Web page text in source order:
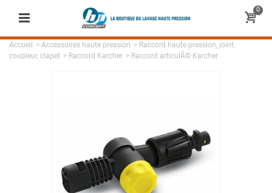
0
Accueil > Accessoires haute pression > Raccord haute pression, joint,
coupleur, clapet > Raccord Karcher > Raccord articulÃ© Karcher